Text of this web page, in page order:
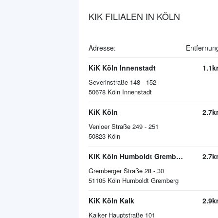
KIK FILIALEN IN KÖLN
Adresse:
KiK Köln Innenstadt
Severinstraße 148 - 152
50678 Köln Innenstadt
KiK Köln
Venloer Straße 249 - 251
50823 Köln
KiK Köln Humboldt Gremberg
Gremberger Straße 28 - 30
51105 Köln Humboldt Gremberg
KiK Köln Kalk
Kalker Hauptstraße 101